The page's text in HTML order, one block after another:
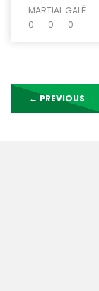
MARTIAL GALÉ
0
0 0
← PREVIOUS